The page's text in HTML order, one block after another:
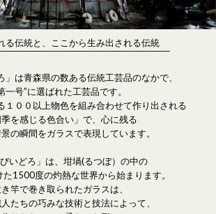
る伝統と、ここから生み出される伝統
」は青森県の数ある伝統工芸品のなかで、
一号”に選ばれた工芸品です。
１００以上物色を組み合わせて作り出される
季を感じる色合い」で、心に残る
の瞬間をガラスで表現しています。
びいどろ」は、坩堝(るつぼ）の中の
1500度の灼熱な世界から始まります。
竿で巻き取られたガラスは、
たちの巧みな技術と技法によって、